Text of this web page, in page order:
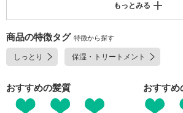
ク、ブドウ果実細胞エキス、ビルベリー果実エキ
エキス、アサイヤシ果実エキス、ブドウ種子エキ
エキス、ラベンダー花エキス、イソプロパノール
ピル、ステアルトリモニウムクロリド、イソペン
シエチルセルロース、(アクリル酸アミドプロピル
TA-2Na、アモジメチコン、オキシベンゾン-5、
ウロイルグルタミン酸ジ(フィトステリル/オクチル
BG、カプリリルグリコール、グリセリン、エタノ
もっとみる
商品の特徴タグ 特徴から探す
しっとり 保湿・トリートメント
おすすめの髪質 おすすめ